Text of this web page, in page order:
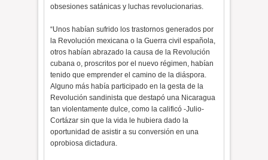
obsesiones satánicas y luchas revolucionarias.
“Unos habían sufrido los trastornos generados por
la Revolución mexicana o la Guerra civil española,
otros habían abrazado la causa de la Revolución
cubana o, proscritos por el nuevo régimen, habían
tenido que emprender el camino de la diáspora.
Alguno más había participado en la gesta de la
Revolución sandinista que destapó una Nicaragua
tan violentamente dulce, como la calificó -Julio-
Cortázar sin que la vida le hubiera dado la
oportunidad de asistir a su conversión en una
oprobiosa dictadura.